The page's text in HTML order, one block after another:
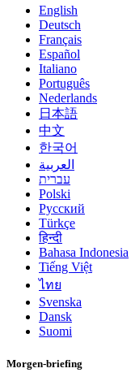
English
Deutsch
Français
Español
Italiano
Português
Nederlands
日本語
中文
한국어
العربية
עברית
Polski
Русский
Türkçe
हिन्दी
Bahasa Indonesia
Tiếng Việt
ไทย
Svenska
Dansk
Suomi
Morgen-briefing